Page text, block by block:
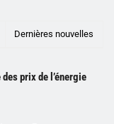
Dernières nouvelles
prix de l’énergie